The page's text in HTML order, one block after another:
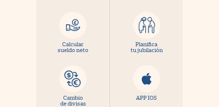
Calcular
sueldo neto
Planifica
tu jubilación
Cambio
de divisas
APP IOS